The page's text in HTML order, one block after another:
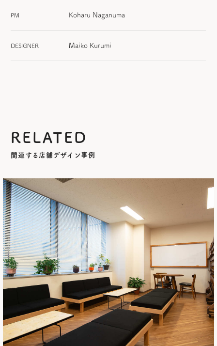
PM Koharu Naganuma
DESIGNER Maiko Kurumi
RELATED
関連する店舗デザイン事例